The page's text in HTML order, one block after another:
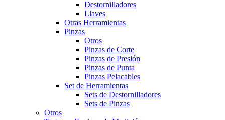
Destornilladores
Llaves
Otras Herramientas
Pinzas
Otros
Pinzas de Corte
Pinzas de Presión
Pinzas de Punta
Pinzas Pelacables
Set de Herramientas
Sets de Destornilladores
Sets de Pinzas
Otros